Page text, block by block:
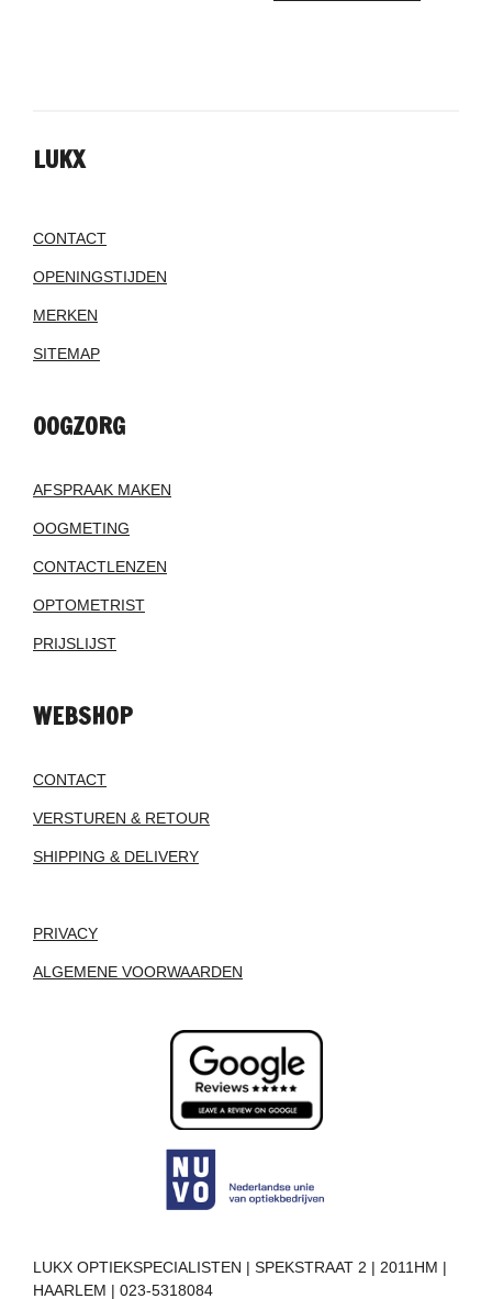
LUKX
CONTACT
OPENINGSTIJDEN
MERKEN
SITEMAP
OOGZORG
AFSPRAAK MAKEN
OOGMETING
CONTACTLENZEN
OPTOMETRIST
PRIJSLIJST
WEBSHOP
CONTACT
VERSTUREN & RETOUR
SHIPPING & DELIVERY
PRIVACY
ALGEMENE VOORWAARDEN
LUKX OPTIEKSPECIALISTEN | SPEKSTRAAT 2 | 2011HM |
HAARLEM | 023-5318084